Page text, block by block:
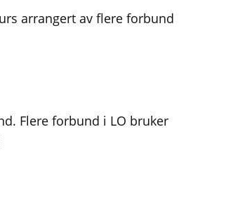
arrangert av flere forbund
Flere forbund i LO bruker